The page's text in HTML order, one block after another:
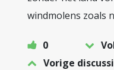
windmolens zoals
0
Vorige